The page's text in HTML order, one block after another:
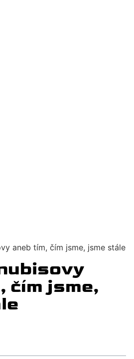
aneb tím, čím jsme, jsme stále
čím jsme,